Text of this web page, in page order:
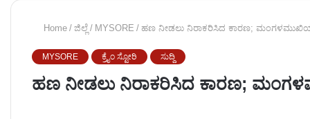
Home / ಜಿಲ್ಲೆ / MYSORE / ಹಣ ನೀಡಲು ನಿರಾಕರಿಸಿದ ಕಾರಣ;
MYSORE ಕ್ರೈಂ ಸ್ಟೋರಿ ಸುದ್ದಿ
ಹಣ ನೀಡಲು ನಿರಾಕರಿಸಿದ ಕಾರಣ;